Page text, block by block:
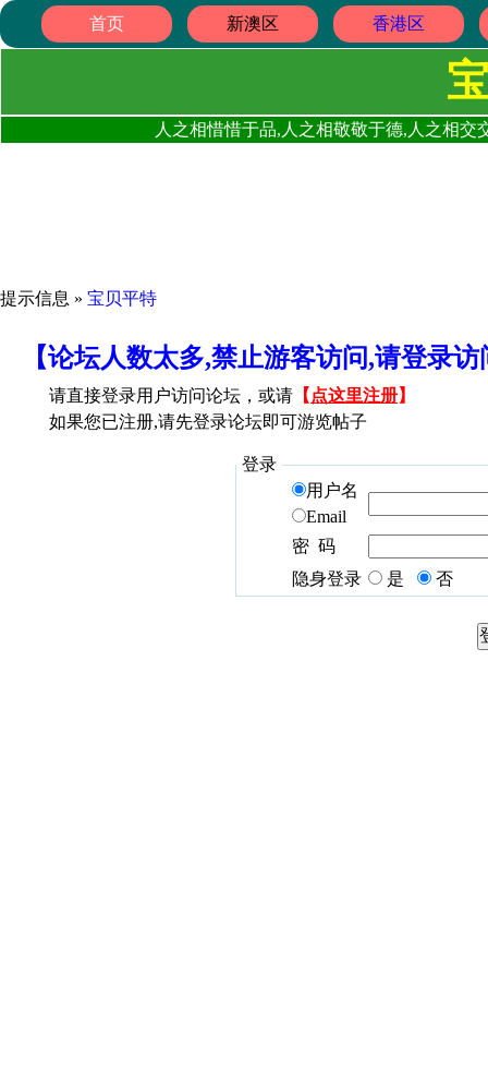
首页 新澳区 香港区
人之相惜惜于品,人之相敬敬于德,人之相
提示信息 » 宝贝平特
【论坛人数太多,禁止游客访问,请登录
请直接登录用户访问论坛，或请 【 点这里注册】
如果您已注册,请先登录论坛即可游览帖子
登录
用户名
Email
密 码
隐身登录
是 否